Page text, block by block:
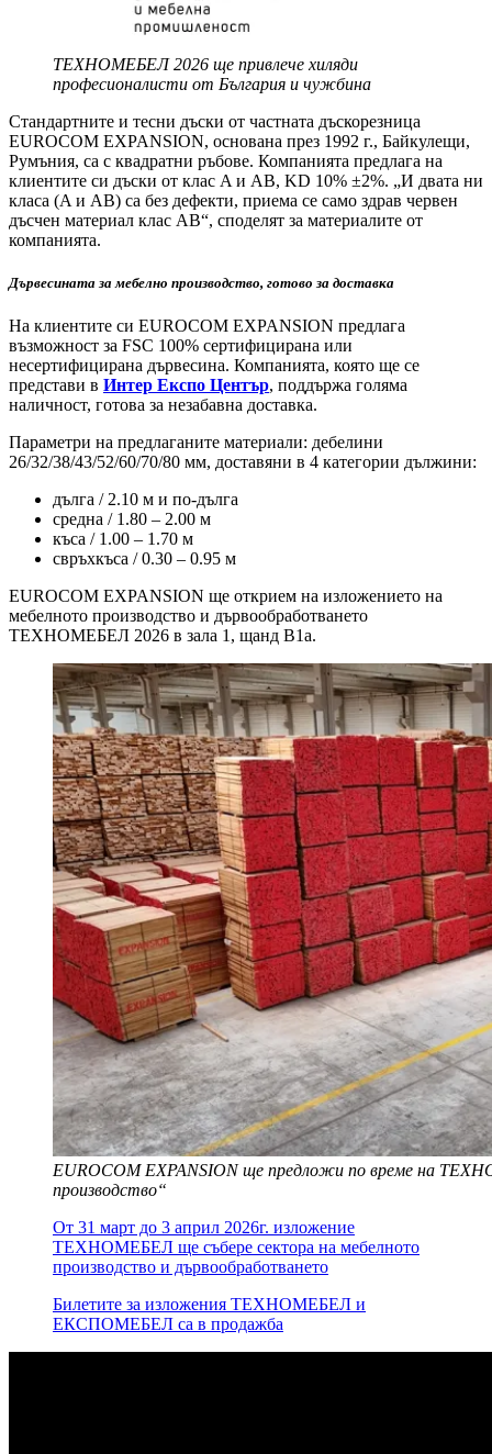
ТЕХНОМЕБЕЛ 2026 ще привлече хиляди
професионалисти от България и чужбина
Стандартните и тесни дъски от частната дъскорезница
EUROCOM EXPANSION, основана през 1992 г., Байкулещи,
Румъния, са с квадратни ръбове. Компанията предлага на
клиентите си дъски от клас A и AB, KD 10% ±2%. „И двата ни
класа (A и AB) са без дефекти, приема се само здрав червен
дъсчен материал клас AB“, споделят за материалите от
компанията.
Дървесината за мебелно производство, готово за доставка
На клиентите си EUROCOM EXPANSION предлага
възможност за FSC 100% сертифицирана или
несертифицирана дървесина. Компанията, която ще се
представи в Интер Експо Център, поддържа голяма
наличност, готова за незабавна доставка.
Параметри на предлаганите материали: дебелини
26/32/38/43/52/60/70/80 мм, доставяни в 4 категории дължини:
дълга / 2.10 м и по-дълга
средна / 1.80 – 2.00 м
къса / 1.00 – 1.70 м
свръхкъса / 0.30 – 0.95 м
EUROCOM EXPANSION ще открием на изложението на
мебелното производство и дървообработването
ТЕХНОМЕБЕЛ 2026 в зала 1, щанд В1а.
EUROCOM EXPANSION ще предложи по време на
производство“
От 31 март до 3 април 2026г. изложение
ТЕХНОМЕБЕЛ ще събере сектора на мебелното
производство и дървообработването
Билетите за изложения ТЕХНОМЕБЕЛ и
ЕКСПОМЕБЕЛ са в продажба